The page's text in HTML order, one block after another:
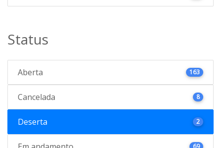
Status
Aberta 163
Cancelada 8
Deserta 2
69